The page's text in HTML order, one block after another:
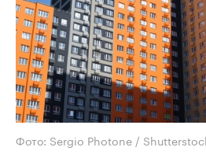
Фото: Sergio Photone /